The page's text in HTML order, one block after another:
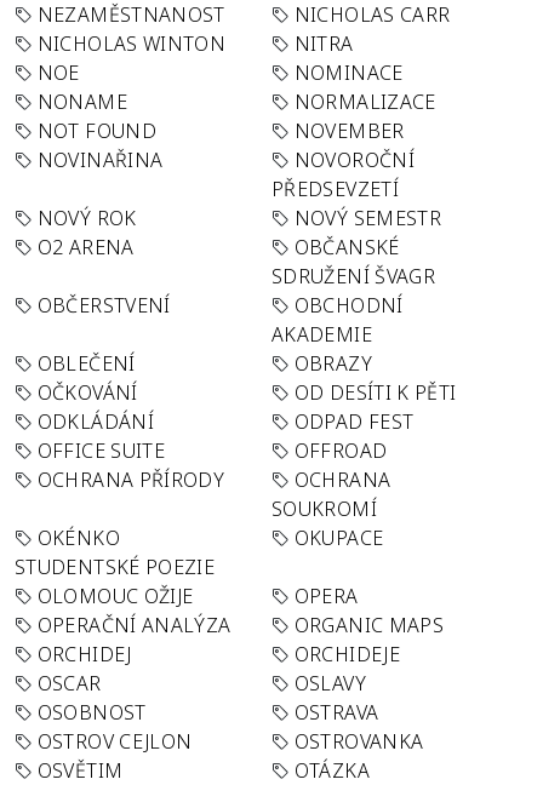
NEZAMĚSTNANOST
NICHOLAS CARR
NICHOLAS WINTON
NITRA
NOE
NOMINACE
NONAME
NORMALIZACE
NOT FOUND
NOVEMBER
NOVINAŘINA
NOVOROČNÍ
PŘEDSEVZETÍ
NOVÝ ROK
NOVÝ SEMESTR
O2 ARENA
OBČANSKÉ
SDRUŽENÍ ŠVAGR
OBČERSTVENÍ
OBCHODNÍ
AKADEMIE
OBLEČENÍ
OBRAZY
OČKOVÁNÍ
OD DESÍTI K PĚTI
ODKLÁDÁNÍ
ODPAD FEST
OFFICE SUITE
OFFROAD
OCHRANA PŘÍRODY
OCHRANA
SOUKROMÍ
OKÉNKO
STUDENTSKÉ POEZIE
OKUPACE
OLOMOUC OŽIJE
OPERA
OPERAČNÍ ANALÝZA
ORGANIC MAPS
ORCHIDEJ
ORCHIDEJE
OSCAR
OSLAVY
OSOBNOST
OSTRAVA
OSTROV CEJLON
OSTROVANKA
OSVĚTIM
OTÁZKA